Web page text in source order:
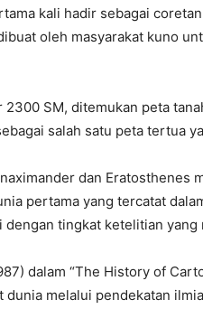
kali hadir sebagai
oleh masyarakat kuno
2300 SM, ditemukan peta
salah satu peta tertua
dan Eratosthenes
pertama yang tercatat
tingkat ketelitian yang
dalam “The History of
dunia melalui pendekatan